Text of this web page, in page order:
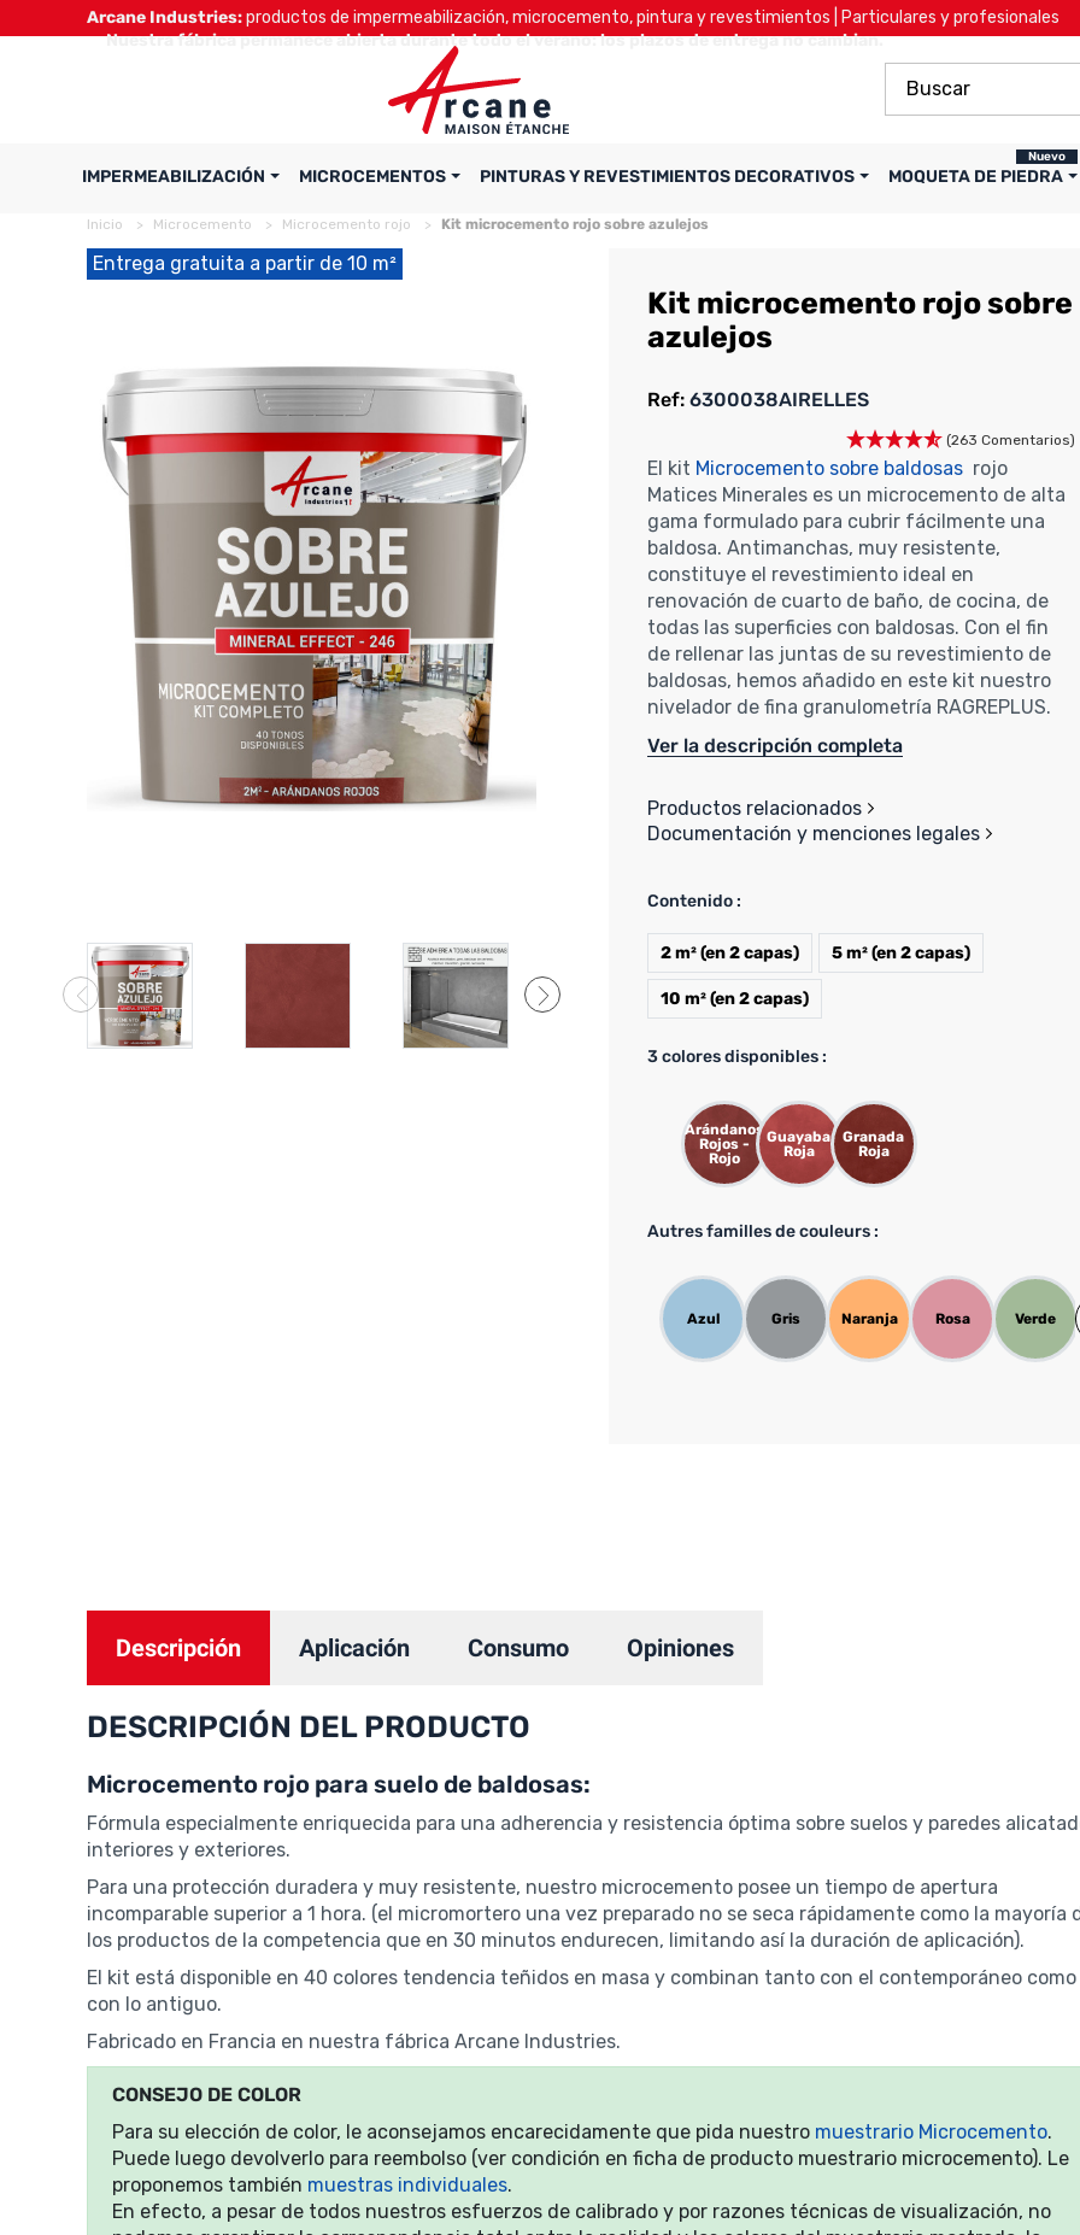
Arcane Industries:productos de impermeabilización, microcemento, pintura y revestimientos | Particulares y profesionales
Nuestra fábrica permanece abierta durante todo el verano: los plazos de entrega no cambian.
IMPERMEABILIZACIÓN MICROCEMENTOS PINTURAS Y REVESTIMIENTOS DECORATIVOS MOQUETA DE PIEDRA
Nuevo
Inicio Microcemento Microcemento rojo Kit microcemento rojo sobre azulejos
Entrega gratuita a partir de 10 m²
Kit microcemento rojo sobre
azulejos
Ref: 6300038AIRELLES
(263 Comentarios)
El kit Microcemento sobre baldosas rojo
Matices Minerales es un microcemento de alta
gama formulado para cubrir fácilmente una
baldosa. Antimanchas, muy resistente,
constituye el revestimiento ideal en
renovación de cuarto de baño, de cocina, de
todas las superficies con baldosas. Con el fin
de rellenar las juntas de su revestimiento de
baldosas, hemos añadido en este kit nuestro
nivelador de fina granulometría RAGREPLUS.
Ver la descripción completa
Productos relacionados
Documentación y menciones legales
Contenido :
2 m² (en 2 capas) 5 m² (en 2 capas)
10 m² (en 2 capas)
3colores disponibles :
Arándanos
Rojos -
Rojo
Guayaba
Roja
Granada
Roja
Autres familles de couleurs :
Azul Gris Naranja Rosa Verde
Descripción Aplicación Consumo Opiniones
DESCRIPCIÓN DEL PRODUCTO
Microcemento rojo para suelo de baldosas:
Fórmula especialmente enriquecida para una adherencia y resistencia óptima sobre suelos y paredes
interiores y exteriores.
Para una protección duradera y muy resistente, nuestro microcemento posee un tiempo de apertura
incomparable superior a 1 hora. (el micromortero una vez preparado no se seca rápidamente como la mayoría
los productos de la competencia que en 30 minutos endurecen, limitando así la duración de aplicación).
El kit está disponible en 40 colores tendencia teñidos en masa y combinan tanto con el contemporáneo como
con lo antiguo.
Fabricado en Francia en nuestra fábrica Arcane Industries.
CONSEJO DE COLOR
Para su elección de color, le aconsejamos encarecidamente que pida nuestro muestrario Microcemento.
Puede luego devolverlo para reembolso (ver condición en ficha de producto muestrario microcemento). Le
proponemos también muestras individuales.
En efecto, a pesar de todos nuestros esfuerzos de calibrado y por razones técnicas de visualización, no